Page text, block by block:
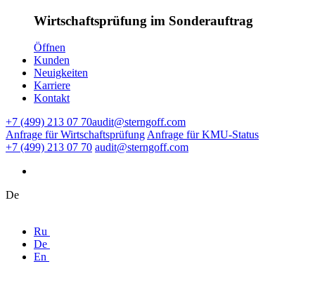
Wirtschaftsprüfung im Sonderauftrag
Ӧffnen
Kunden
Neuigkeiten
Karriere
Kontakt
+7 (499) 213 07 70audit@sterngoff.com
Anfrage für Wirtschaftsprüfung Anfrage für KMU-Status
+7 (499) 213 07 70 audit@sterngoff.com
De
Ru
De
En